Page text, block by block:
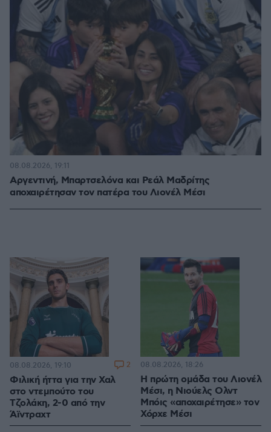
Αργεντινή, Μπαρτσελόνα και Ρεάλ Μαδρίτης
αποχαιρέτησαν τον πατέρα του Λιονέλ Μέσι
08.08.2026, 19:11
Φιλική ήττα για την Χαλ
στο ντεμπούτο του
Τζολάκη, 2-0 από την
Άϊντραχτ
08.08.2026, 19:10 2
Η πρώτη ομάδα του Λιονέλ
Μέσι, η Νιούελς Ολντ
Μπόις «αποχαιρέτησε» τον
Χόρχε Μέσι
08.08.2026, 18:26